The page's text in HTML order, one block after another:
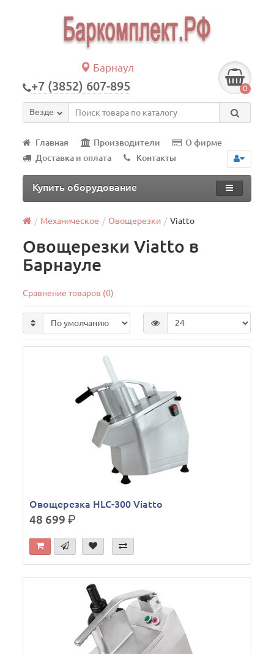
Барнаул
+7 (3852) 607-895 0
Везде
Главная Производители
О фирме
Доставка и оплата
Контакты
Купить оборудование
Механическое Овощерезки Viatto
Овощерезки Viatto в
Барнауле
Сравнение товаров (0)
Овощерезка HLC-300 Viatto
48 699р.